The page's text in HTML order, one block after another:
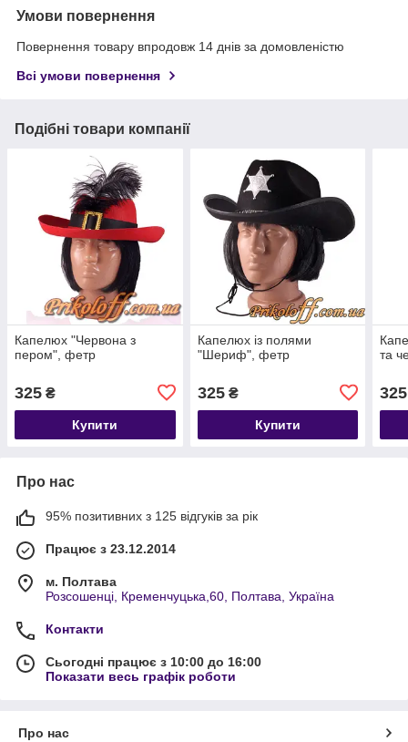
Умови повернення
Повернення товару впродовж 14 днів за домовленістю
Всі умови повернення
Подібні товари компанії
Капелюх "Червона з
пером", фетр
325 ₴
Купити
Капелюх із полями
"Шериф", фетр
325₴
Купити
та
325
Про нас
95% позитивних з 125 відгуків за рік
Працює з 23.12.2014
м. Полтава
Розсошенці, Кременчуцька,60, Полтава, Україна
Контакти
Сьогодні працює з 10:00 до 16:00
Показати весь графік роботи
Про нас